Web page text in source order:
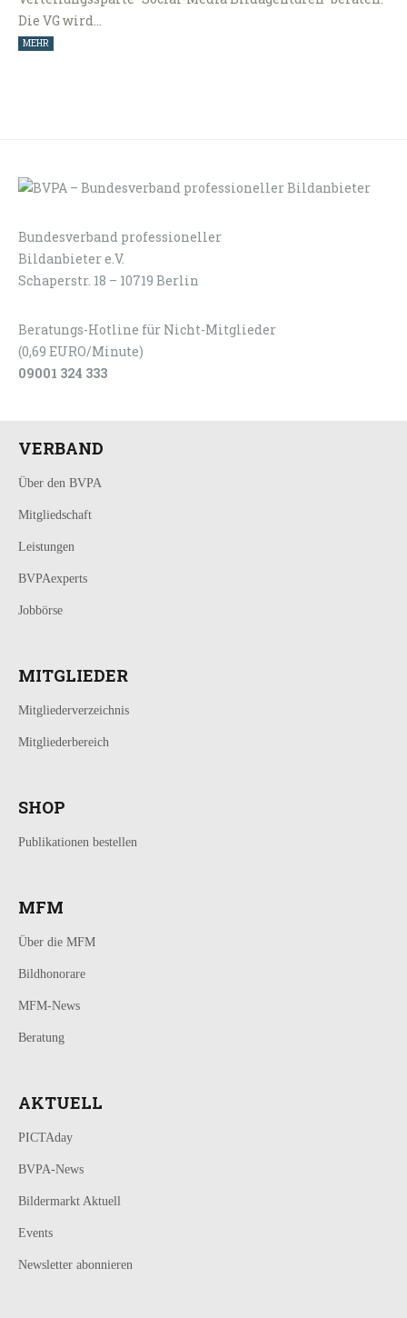
Die VG wird…
MEHR
Bundesverband professioneller
Bildanbieter e.V.
Schaperstr. 18 – 10719 Berlin
Beratungs-Hotline für Nicht-Mitglieder
(0,69 EURO/Minute)
09001 324 333
VERBAND
Über den BVPA
Mitgliedschaft
Leistungen
BVPAexperts
Jobbörse
MITGLIEDER
Mitgliederverzeichnis
Mitgliederbereich
SHOP
Publikationen bestellen
MFM
Über die MFM
Bildhonorare
MFM-News
Beratung
AKTUELL
PICTAday
BVPA-News
Bildermarkt Aktuell
Events
Newsletter abonnieren